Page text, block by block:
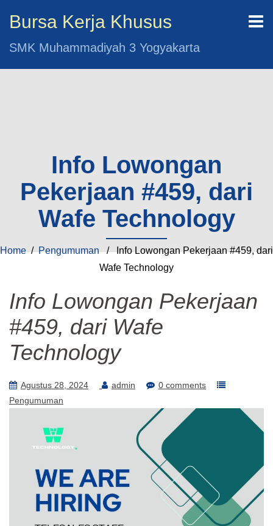
Bursa Kerja Khusus
SMK Muhammadiyah 3 Yogyakarta
Info Lowongan
Pekerjaan #459, dari
Wafe Technology
Home/Pengumuman/ Info Lowongan Pekerjaan #459, dari
Wafe Technology
Info Lowongan Pekerjaan
#459, dari Wafe
Technology
Agustus 28, 2024 admin
0 comments
Pengumuman